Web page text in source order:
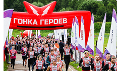
вчера, 18:35
лишился
Барри
обвинений в
вчера, 18:28
ГИТИСа
1 ноября»